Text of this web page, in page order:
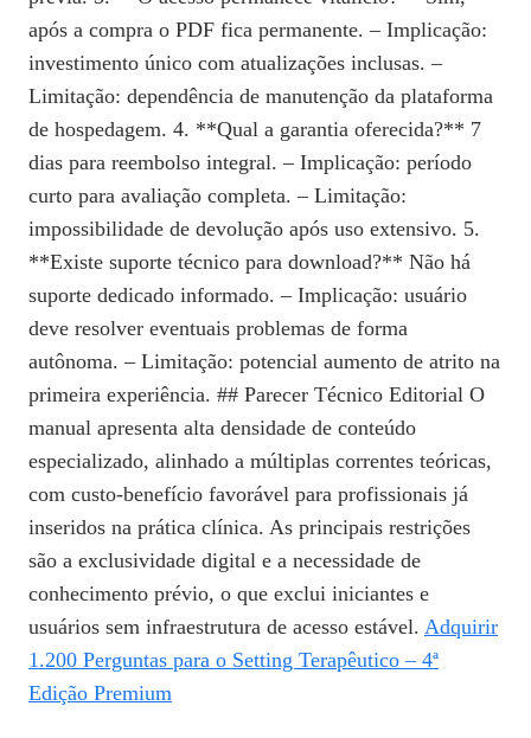
após a compra o PDF fica permanente. – Implicação:
investimento único com atualizações inclusas. –
Limitação: dependência de manutenção da plataforma
de hospedagem. 4. **Qual a garantia oferecida?** 7
dias para reembolso integral. – Implicação: período
curto para avaliação completa. – Limitação:
impossibilidade de devolução após uso extensivo. 5.
**Existe suporte técnico para download?** Não há
suporte dedicado informado. – Implicação: usuário
deve resolver eventuais problemas de forma
autônoma. – Limitação: potencial aumento de atrito na
primeira experiência. ## Parecer Técnico Editorial O
manual apresenta alta densidade de conteúdo
especializado, alinhado a múltiplas correntes teóricas,
com custo-benefício favorável para profissionais já
inseridos na prática clínica. As principais restrições
são a exclusividade digital e a necessidade de
conhecimento prévio, o que exclui iniciantes e
usuários sem infraestrutura de acesso estável. Adquirir
1.200 Perguntas para o Setting Terapêutico – 4ª
Edição Premium